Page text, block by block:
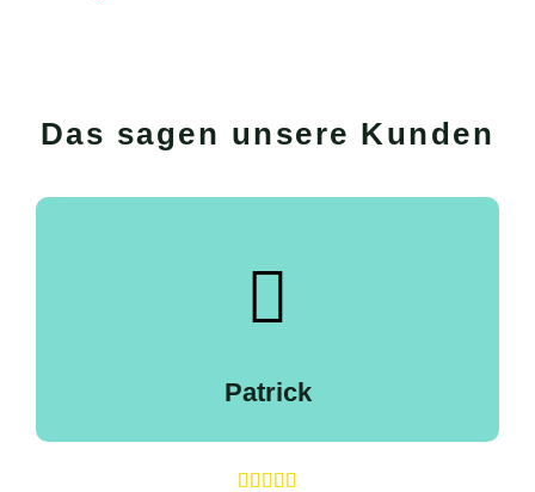
Das sagen unsere Kunden
Patrick
    